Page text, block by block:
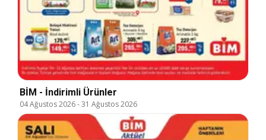
BİM - İndirimli Ürünler
04 Ağustos 2026-31 Ağustos 2026